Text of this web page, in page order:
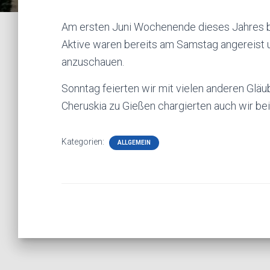
Am ersten Juni Wochenende dieses Jahres
Aktive waren bereits am Samstag
anzuschauen.
Sonntag feierten wir mit vielen anderen
Cheruskia zu Gießen chargierten auch wir
Kategorien: ALLGEMEIN